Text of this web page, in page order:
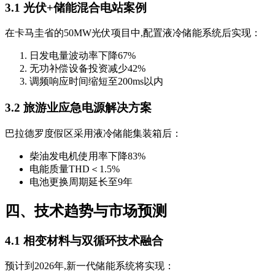
3.1 光伏+储能混合电站案例
在卡马圭省的50MW光伏项目中,配置液冷储能系统后实现：
日发电量波动率下降67%
无功补偿设备投资减少42%
调频响应时间缩短至200ms以内
3.2 旅游业应急电源解决方案
巴拉德罗度假区采用液冷储能集装箱后：
柴油发电机使用率下降83%
电能质量THD＜1.5%
电池更换周期延长至9年
四、技术趋势与市场预测
4.1 相变材料与双循环技术融合
预计到2026年,新一代储能系统将实现：